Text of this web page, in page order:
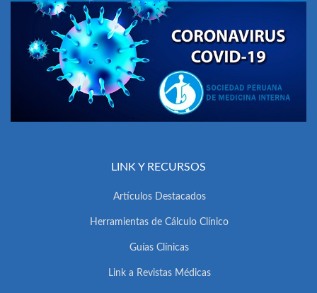
LINK Y RECURSOS
Artículos Destacados
Herramientas de Cálculo Clínico
Guías Clínicas
Link a Revistas Médicas